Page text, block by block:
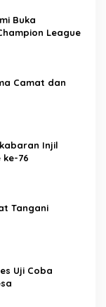
Buka
League
Camat dan
Injil
ke-76
Tangani
Uji Coba